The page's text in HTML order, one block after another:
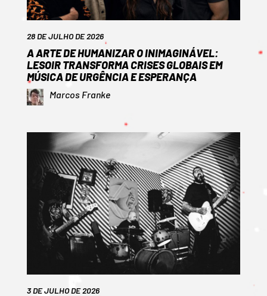
28 DE JULHO DE 2026
A ARTE DE HUMANIZAR O INIMAGINÁVEL:
LESOIR TRANSFORMA CRISES GLOBAIS EM
MÚSICA DE URGÊNCIA E ESPERANÇA
Marcos Franke
3 DE JULHO DE 2026